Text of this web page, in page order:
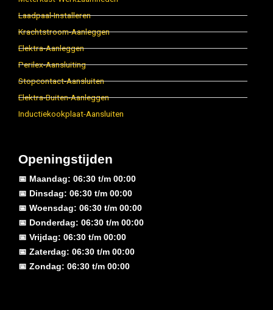
Laadpaal-Installeren
Krachtstroom-Aanleggen
Elektra-Aanleggen
Perilex-Aansluiting
Stopcontact-Aansluiten
Elektra-Buiten-Aanleggen
Inductiekookplaat-Aansluiten
Openingstijden
📅 Maandag: 06:30 t/m 00:00
📅 Dinsdag: 06:30 t/m 00:00
📅 Woensdag: 06:30 t/m 00:00
📅 Donderdag: 06:30 t/m 00:00
📅 Vrijdag: 06:30 t/m 00:00
📅 Zaterdag: 06:30 t/m 00:00
📅 Zondag: 06:30 t/m 00:00